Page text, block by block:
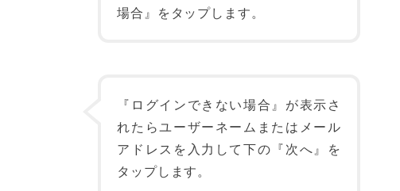
場合』をタップします。
『ログインできない場合』が表示さ
れたらユーザーネームまたはメール
アドレスを入力して下の『次へ』を
タップします。